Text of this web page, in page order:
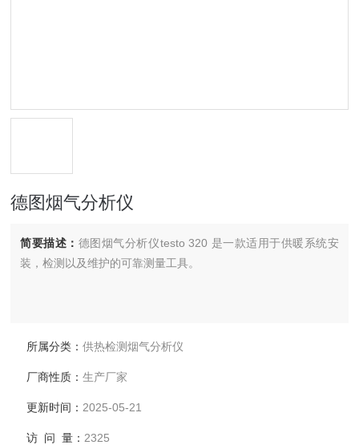
德图烟气分析仪
简要描述： 德图烟气分析仪testo 320 是一款适用于供暖系统安
装，检测以及维护的可靠测量工具。
所属分类：供热检测烟气分析仪
厂商性质：生产厂家
更新时间： 2025-05-21
访 问 量： 2325